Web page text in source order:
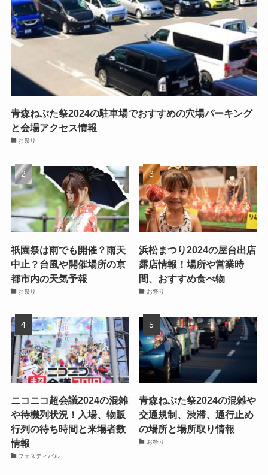
青森ねぶた祭2024の駐車場でおすすめの穴場パーキング
と会場アクセス情報
お祭り
祇園祭は雨でも開催？雨天
中止？台風や開催場所の京
都市内の天気予報
お祭り
浜松まつり2024の屋台出店
露店情報！場所や営業時
間、おすすめ食べ物
お祭り
ニコニコ超会議2024の混雑
や待機列状況！入場、物販
行列の待ち時間と来場者数
情報
フェスティバル
青森ねぶた祭2024の混雑や
交通規制、渋滞、通行止め
の場所と場所取り情報
お祭り